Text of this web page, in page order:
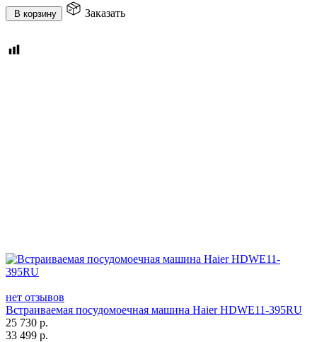
В корзину Заказать
нет отзывов
Встраиваемая посудомоечная машина Haier HDWE11-395RU
25 730 р.
33 499 р.